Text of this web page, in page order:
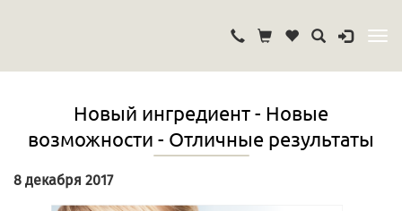
Новый ингредиент - Новые
возможности - Отличные результаты
8 декабря 2017